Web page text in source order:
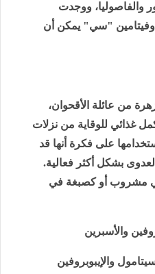
والفاصوليا، ووجدت
وفيتامين "سي" يمكن أن
من عائلة الأقحوان،
غذائي للوقاية من نزلات
على فكرة أنها قد
بشكل أكثر فعالية.
في مشروب أو كصبغة في
والأسبرين
والإيبوبروفين